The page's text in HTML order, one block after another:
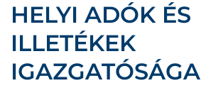
HELYI ADÓK ÉS
ILLETÉKEK
IGAZGATÓSÁGA